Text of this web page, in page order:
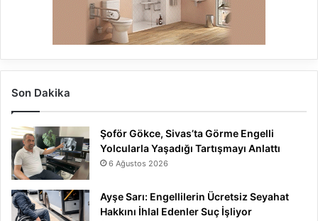
Son Dakika
Şoför Gökce, Sivas’ta Görme Engelli
Yolcularla Yaşadığı Tartışmayı Anlattı
6 Ağustos 2026
Ayşe Sarı: Engellilerin Ücretsiz Seyahat
Hakkını İhlal Edenler Suç İşliyor